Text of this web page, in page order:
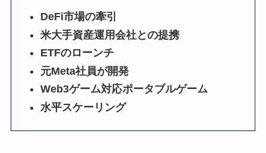
DeFi市場の牽引
米大手資産運用会社との提携
ETFのローンチ
元Meta社員が開発
Web3ゲーム対応ポータブルゲーム
水平スケーリング